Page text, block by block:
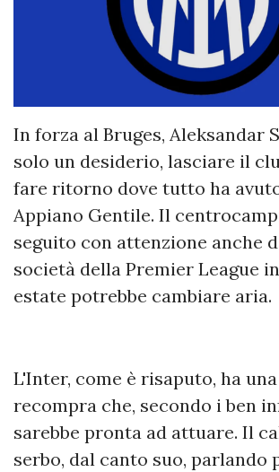
In forza al Bruges, Aleksandar
solo un desiderio, lasciare il
fare ritorno dove tutto ha
Appiano Gentile. Il
seguito con attenzione anche
società della Premier League
estate potrebbe cambiare aria.
L'Inter, come è risaputo, ha
recompra che, secondo i ben
sarebbe pronta ad attuare. Il
serbo, dal canto suo, parlando